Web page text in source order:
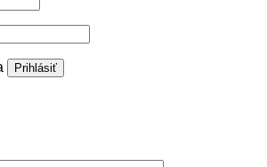
Prihlásiť